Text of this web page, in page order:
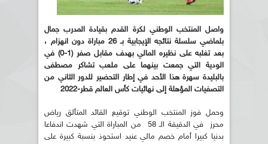
واصل المنتخب الوطني لكرة القدم بقيادة المدرب جمال
بلماضي سلسلة نتائجه الإيجابية بـ 26 مباراة دون انهزام ،
بعد تغلبه على نظيره المالي بهدف مقابل صفر (1-0) في
الودية التي جمعت بينهما على ملعب تشاكر مصطفى
بالبليدة سهرة هذا الأحد في إطار التحضير للدور الثاني من
التصفيات المؤهلة إلى نهائيات كأس العالم قطر-2022
وحمل فوز المنتخب الوطني توقيع القائد المتألق رياض
محرز في الدقيقة الـ 58 من المباراة التي شهدت اندفاعا
بدنيا كبيرا أمام خصم مالي عنيد استحوذ بنسبة كبيرة على